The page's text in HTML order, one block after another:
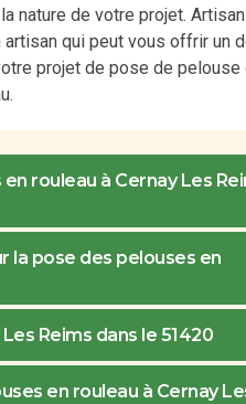
nature de votre projet.
artisan qui peut vous offrir un
projet de pose de pelouse
rouleau à Cernay Les
la pose des pelouses en
Reims dans le 51420
en rouleau à Cernay